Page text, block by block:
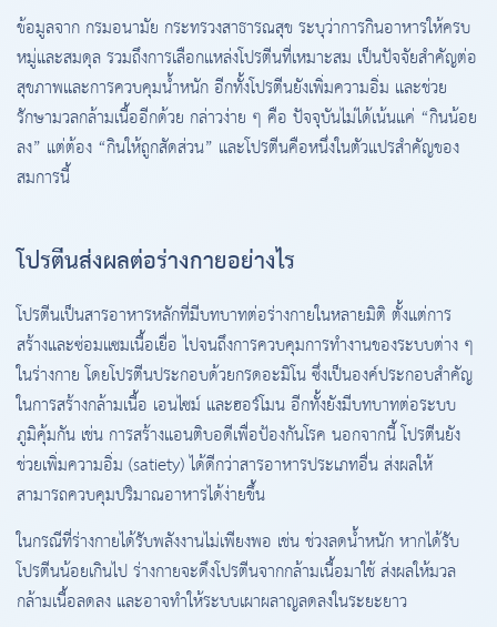
ข้อมูลจาก กรมอนามัย กระทรวงสาธารณสุข ระบุว่าการกินอาหารให้ครบ
หมู่และสมดุล รวมถึงการเลือกแหล่งโปรตีนที่เหมาะสม เป็นปัจจัยสำคัญต่อ
สุขภาพและการควบคุมน้ำหนัก อีกทั้งโปรตีนยังเพิ่มความอิ่ม และช่วย
รักษามวลกล้ามเนื้ออีกด้วย กล่าวง่าย ๆ คือ ปัจจุบันไม่ได้เน้นแค่ “กินน้อย
ลง” แต่ต้อง “กินให้ถูกสัดส่วน” และโปรตีนคือหนึ่งในตัวแปรสำคัญของ
สมการนี้
โปรตีนส่งผลต่อร่างกายอย่างไร
โปรตีนเป็นสารอาหารหลักที่มีบทบาทต่อร่างกายในหลายมิติ ตั้งแต่การ
สร้างและซ่อมแซมเนื้อเยื่อ ไปจนถึงการควบคุมการทำงานของระบบต่าง ๆ
ในร่างกาย โดยโปรตีนประกอบด้วยกรดอะมิโน ซึ่งเป็นองค์ประกอบสำคัญ
ในการสร้างกล้ามเนื้อ เอนไซม์ และฮอร์โมน อีกทั้งยังมีบทบาทต่อระบบ
ภูมิคุ้มกัน เช่น การสร้างแอนติบอดีเพื่อป้องกันโรค นอกจากนี้ โปรตีนยัง
ช่วยเพิ่มความอิ่ม (satiety) ได้ดีกว่าสารอาหารประเภทอื่น ส่งผลให้
สามารถควบคุมปริมาณอาหารได้ง่ายขึ้น
ในกรณีที่ร่างกายได้รับพลังงานไม่เพียงพอ เช่น ช่วงลดน้ำหนัก หากได้รับ
โปรตีนน้อยเกินไป ร่างกายจะดึงโปรตีนจากกล้ามเนื้อมาใช้ ส่งผลให้มวล
กล้ามเนื้อลดลง และอาจทำให้ระบบเผาผลาญลดลงในระยะยาว